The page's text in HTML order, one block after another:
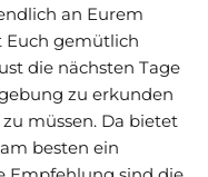
an Eurem
gemütlich
die nächsten Tage
zu erkunden
müssen. Da bietet
besten ein